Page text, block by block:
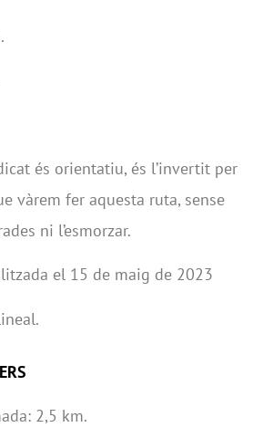
és orientatiu, és l’invertit per
vàrem fer aquesta ruta, sense
ni l’esmorzar.
el 15 de maig de 2023
2,5 km.